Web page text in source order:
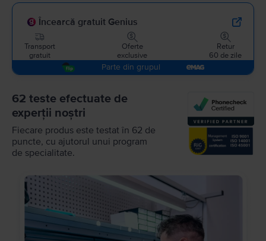
Încearcă gratuit Genius
Transport
gratuit
Oferte
exclusive
Retur
60 de zile
Parte din grupul
62 teste efectuate de
experții noștri
Fiecare produs este testat în 62 de
puncte, cu ajutorul unui program
de specialitate.